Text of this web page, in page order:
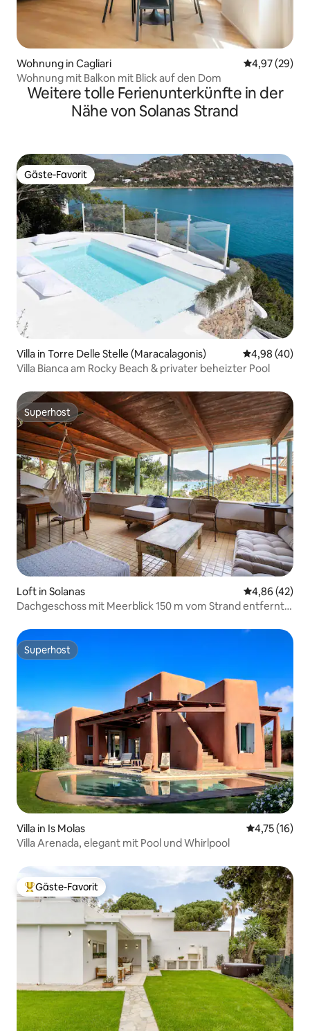
Wohnung in Cagliari
4,97 (29)
Wohnung mit Balkon mit Blick auf den Dom
Weitere tolle Ferienunterkünfte in der
Nähe von Solanas Strand
Gäste-Favorit
Gäste-Favorit
Villa in Torre Delle Stelle (Maracalagonis)
4,98 (40)
Villa Bianca am Rocky Beach & privater beheizter Pool
Superhost
Superhost
Loft in Solanas
4,86 (42)
Dachgeschoss mit Meerblick 150 m vom Strand entfernt
Superhost
Superhost
Villa in Is Molas
4,75 (16)
Villa Arenada, elegant mit Pool und Whirlpool
Beliebter Gäste-Favorit.
Gäste-Favorit